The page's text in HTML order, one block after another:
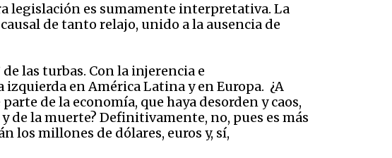
legislación es sumamente interpretativa. La
de tanto relajo, unido a la ausencia de
las turbas. Con la injerencia e
en América Latina y en Europa. ¿A
de la economía, que haya desorden y caos,
de la muerte? Definitivamente, no, pues es más
los millones de dólares, euros y, sí,